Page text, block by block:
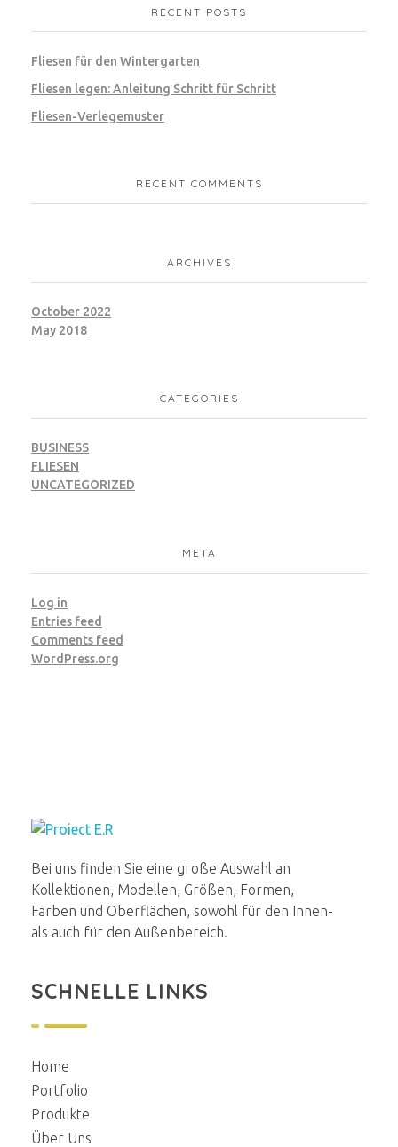
RECENT POSTS
Fliesen für den Wintergarten
Fliesen legen: Anleitung Schritt für Schritt
Fliesen-Verlegemuster
RECENT COMMENTS
ARCHIVES
October 2022
May 2018
CATEGORIES
BUSINESS
FLIESEN
UNCATEGORIZED
META
Log in
Entries feed
Comments feed
WordPress.org
Bei uns finden Sie eine große Auswahl an
Kollektionen, Modellen, Größen, Formen,
Farben und Oberflächen, sowohl für den Innen-
als auch für den Außenbereich.
SCHNELLE LINKS
Home
Portfolio
Produkte
Über Uns